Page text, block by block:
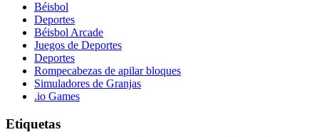
Béisbol
Deportes
Béisbol Arcade
Juegos de Deportes
Deportes
Rompecabezas de apilar bloques
Simuladores de Granjas
.io Games
Etiquetas